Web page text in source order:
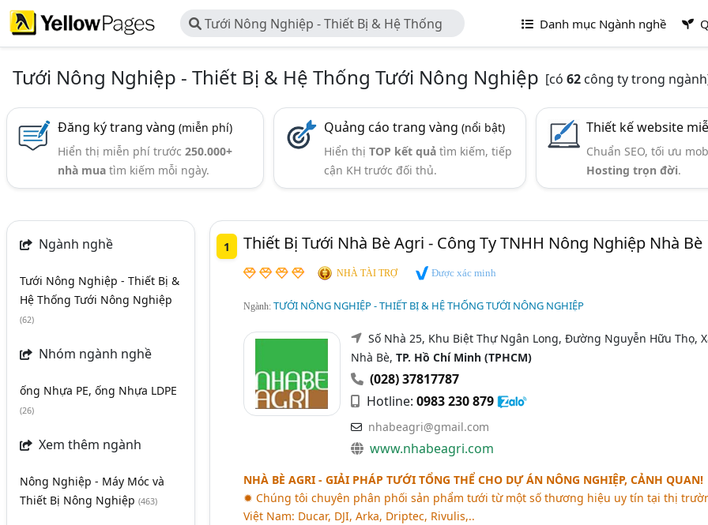
Tưới Nông Nghiệp - Thiết Bị & Hệ Thống
Tưới Nông Nghiệp
Danh mục Ngành nghề
Tưới Nông Nghiệp - Thiết Bị & Hệ Thống Tưới Nông Nghiệp [có 62 công ty trong
Đăng ký trang vàng(miễn phí)
Hiển thị miễn phí trước250.000+
nhà mua tìm kiếm mỗi ngày.
Quảng cáo trang vàng(nổi bật)
Hiển thịTOP kết quả tìm kiếm, tiếp
cận KH trước đối thủ.
Thiết kế website
Chuẩn SEO, tối ưu
Hosting trọn đời.
Ngành nghề
Tưới Nông Nghiệp - Thiết Bị &
Hệ Thống Tưới Nông Nghiệp
(62)
Nhóm ngành nghề
ống Nhựa PE, ống Nhựa LDPE
(26)
Xem thêm ngành
Nông Nghiệp - Máy Móc và
Thiết Bị Nông Nghiệp (463)
1 Thiết Bị Tưới Nhà Bè Agri - Công Ty TNHH Nông Nghiệp Nhà Bè
NHÀ TÀI TRỢ Được xác minh
Ngành: TƯỚI NÔNG NGHIỆP - THIẾT BỊ & HỆ THỐNG TƯỚI NÔNG NGHIỆP
Số Nhà 25, Khu Biệt Thự Ngân Long, Đường Nguyễn Hữu Thọ,
Nhà Bè, TP. Hồ Chí Minh (TPHCM)
(028) 37817787
Hotline: 0983 230 879
nhabeagri@gmail.com
www.nhabeagri.com
NHÀ BÈ AGRI - GIẢI PHÁP TƯỚI TỔNG THỂ CHO DỰ ÁN NÔNG NGHIỆP, CẢNH QUAN!
✹ Chúng tôi chuyên phân phối sản phẩm tưới từ một số thương hiệu uy tín tại thị
Việt Nam: Ducar, DJI, Arka, Driptec, Rivulis,..